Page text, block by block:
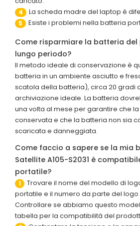
4 La scheda madre del laptop è
5 Esiste i problemi nella batteria
Come risparmiare la batteria
lungo periodo?
Il metodo ideale di conservazione è
batteria in un ambiente asciutto e
scatola della batteria), circa 20 gradi
archiviazione ideale. La batteria
una volta al mese per garantire che
conservata e che la batteria non sia
scaricata e danneggiata.
Come faccio a sapere se la mia
Satellite A105-S2031 è
portatile?
1
Trovare il nome del modello di
portatile e il numero da parte del logo
Controllare se abbiamo questo
tabella per la compatibilità del